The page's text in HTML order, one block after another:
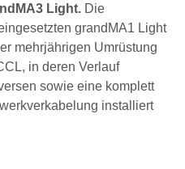
Light. Die
grandMA1 Light
mehrjährigen Umrüstung
in deren Verlauf
sowie eine komplett
installiert